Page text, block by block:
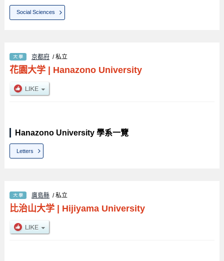
Social Sciences
京都府 / 私立
花園大学| Hanazono University
Hanazono University 學系一覽
Letters
廣島縣 / 私立
比治山大学| Hijiyama University